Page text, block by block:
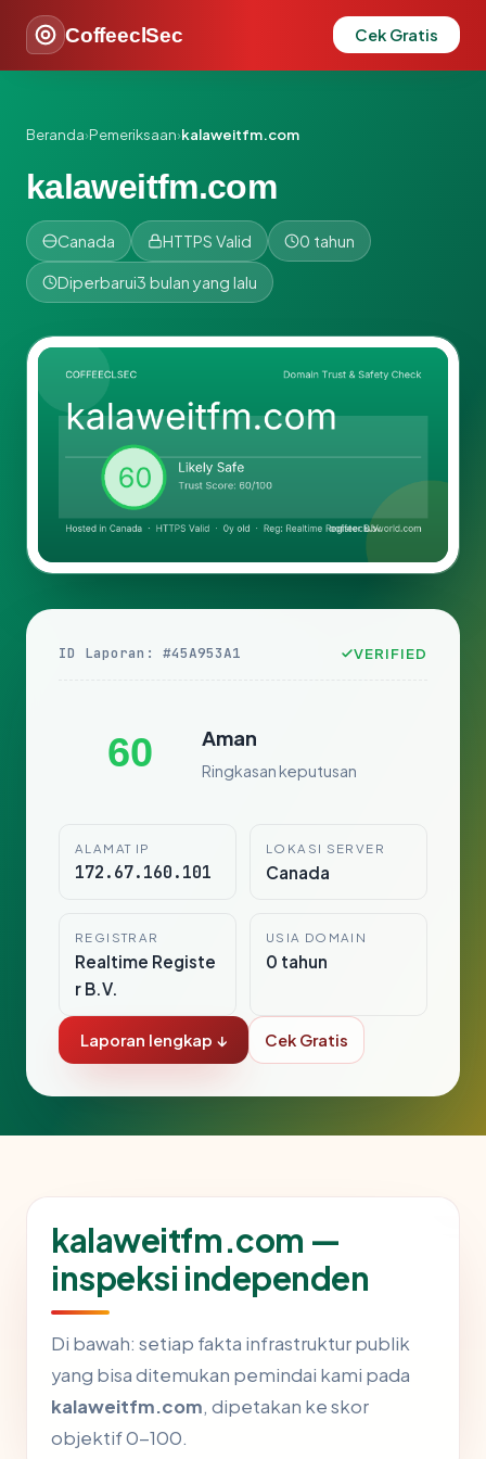
CoffeeclSec Cek Gratis
Beranda›Pemeriksaan›kalaweitfm.com
kalaweitfm.com
Canada HTTPS Valid 0 tahun
Diperbarui3 bulan yang lalu
ID Laporan: #45A953A1 VERIFIED
60 Aman
Ringkasan keputusan
ALAMAT IP
172.67.160.101
LOKASI SERVER
Canada
REGISTRAR
Realtime Registe
r B.V.
USIA DOMAIN
0 tahun
Laporan lengkap ↓ Cek Gratis
kalaweitfm.com —
inspeksi independen
Di bawah: setiap fakta infrastruktur publik
yang bisa ditemukan pemindai kami pada
kalaweitfm.com, dipetakan ke skor
objektif 0-100.